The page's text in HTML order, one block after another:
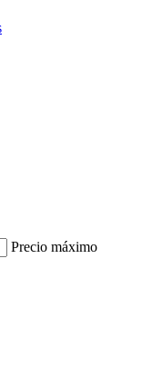
Precio máximo